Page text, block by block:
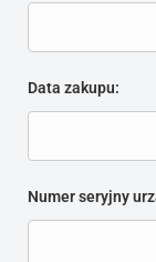
Data zakupu:
Numer seryjny